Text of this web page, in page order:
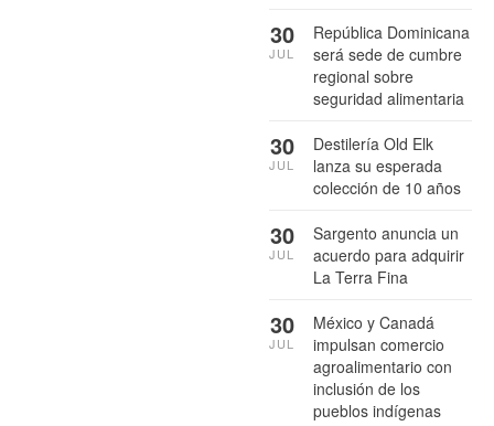
República Dominicana
será sede de cumbre
regional sobre
seguridad alimentaria
30
JUL
Destilería Old Elk
lanza su esperada
colección de 10 años
30
JUL
Sargento anuncia un
acuerdo para adquirir
La Terra Fina
30
JUL
México y Canadá
impulsan comercio
agroalimentario con
inclusión de los
pueblos indígenas
30
JUL